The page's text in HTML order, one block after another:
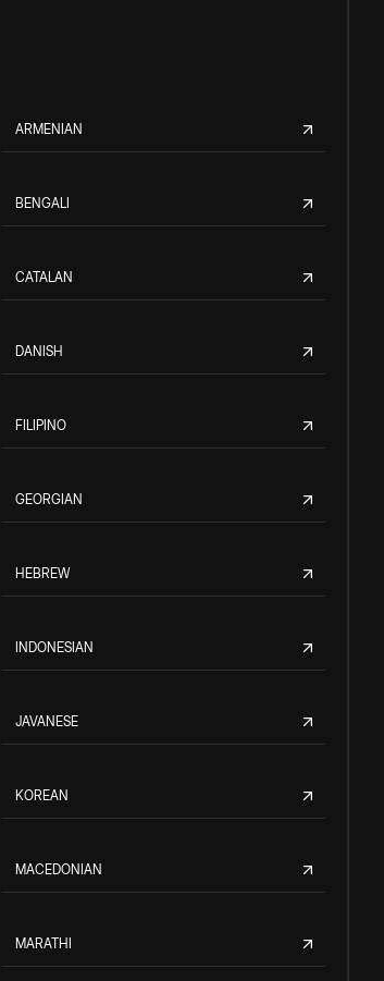
ARMENIAN
BENGALI
CATALAN
DANISH
FILIPINO
GEORGIAN
HEBREW
INDONESIAN
JAVANESE
KOREAN
MACEDONIAN
MARATHI